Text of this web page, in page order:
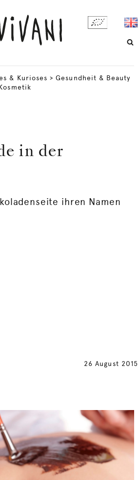
& Kurioses >Gesundheit & Beauty
in der
ihren Namen
26 August 2015